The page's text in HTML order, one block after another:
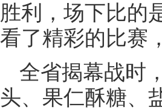
胜利，场下比的
看了精彩的比赛
全省揭幕战时
头、果仁酥糖、